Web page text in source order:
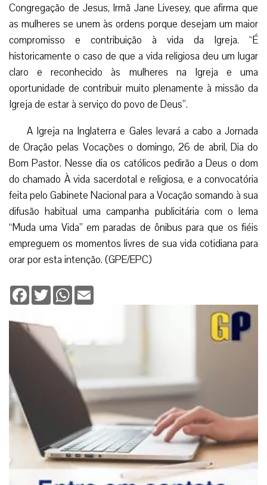
Congregação de Jesus, Irmã Jane Livesey, que afirma que
as mulheres se unem às ordens porque desejam um maior
compromisso e contribuição à vida da Igreja. “É
historicamente o caso de que a vida religiosa deu um lugar
claro e reconhecido às mulheres na Igreja e uma
oportunidade de contribuir muito plenamente à missão da
Igreja de estar à serviço do povo de Deus”.
A Igreja na Inglaterra e Gales levará a cabo a Jornada
de Oração pelas Vocações o domingo, 26 de abril, Dia do
Bom Pastor. Nesse dia os católicos pedirão a Deus o dom
do chamado À vida sacerdotal e religiosa, e a convocatória
feita pelo Gabinete Nacional para a Vocação somando à sua
difusão habitual uma campanha publicitária com o lema
“Muda uma Vida” em paradas de ônibus para que os fiéis
empreguem os momentos livres de sua vida cotidiana para
orar por esta intenção. (GPE/EPC)
Facebook
TwitterWhatsApp